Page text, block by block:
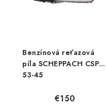
Benzínová reťazová
píla SCHEPPACH CSP
53-45
€150